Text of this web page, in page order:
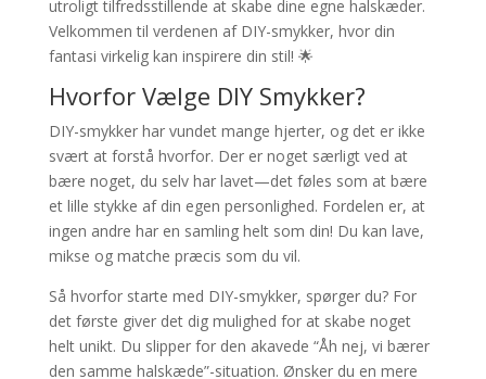
utroligt tilfredsstillende at skabe dine egne halskæder.
Velkommen til verdenen af DIY-smykker, hvor din
fantasi virkelig kan inspirere din stil! 🌟
Hvorfor Vælge DIY Smykker?
DIY-smykker har vundet mange hjerter, og det er ikke
svært at forstå hvorfor. Der er noget særligt ved at
bære noget, du selv har lavet—det føles som at bære
et lille stykke af din egen personlighed. Fordelen er, at
ingen andre har en samling helt som din! Du kan lave,
mikse og matche præcis som du vil.
Så hvorfor starte med DIY-smykker, spørger du? For
det første giver det dig mulighed for at skabe noget
helt unikt. Du slipper for den akavede “Åh nej, vi bærer
den samme halskæde”-situation. Ønsker du en mere